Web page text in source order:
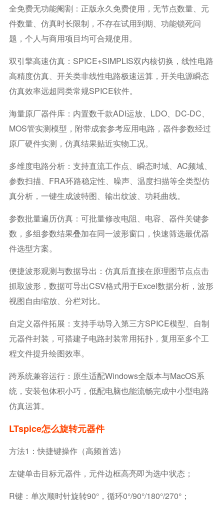
全免费无功能阉割：正版永久免费使用，无节点数量、元
件数量、仿真时长限制，不存在试用到期、功能锁死问
题，个人与商用项目均可合规使用。
双引擎高速仿真：SPICE+SIMPLIS双内核切换，线性电路
高精度仿真、开关类非线性电路极速运算，开关电源瞬态
仿真效率远超同类常规SPICE软件。
海量原厂器件库：内置数千款ADI运放、LDO、DC-DC、
MOS管实测模型，附带成套参考应用电路，器件参数经过
原厂硬件实测，仿真结果贴近实物工况。
多维度电路分析：支持直流工作点、瞬态时域、AC频域、
参数扫描、FRA环路稳定性、噪声、温度扫描等全类型仿
真分析，一键生成波特图、输出纹波、功耗曲线。
参数批量遍历仿真：可批量修改电阻、电容、器件关键参
数，多组参数结果叠加在同一波形窗口，快速筛选最优器
件选型方案。
便捷波形观测与数据导出：仿真后直接在原理图节点点击
抓取波形，数据可导出CSV格式用于Excel数据分析，波形
视图自由缩放、分栏对比。
自定义器件拓展：支持手动导入第三方SPICE模型、自制
元器件封装，可搭建子电路封装常用拓扑，复用至多个工
程文件提升绘图效率。
跨系统兼容运行：原生适配Windows全版本与macOS系
统，安装包体积小巧，低配电脑也能流畅完成中小型电路
仿真运算。
LTspice怎么旋转元器件
方法1：快捷键操作（高频首选）
左键单击目标元器件，元件边框高亮即为选中状态；
R键：单次顺时针旋转90°，循环0°/90°/180°/270°；